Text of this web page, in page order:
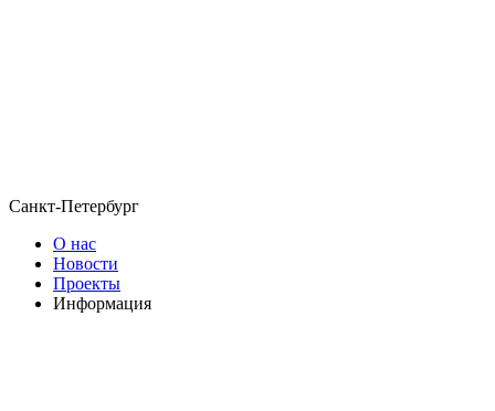
Санкт-Петербург
О нас
Новости
Проекты
Информация